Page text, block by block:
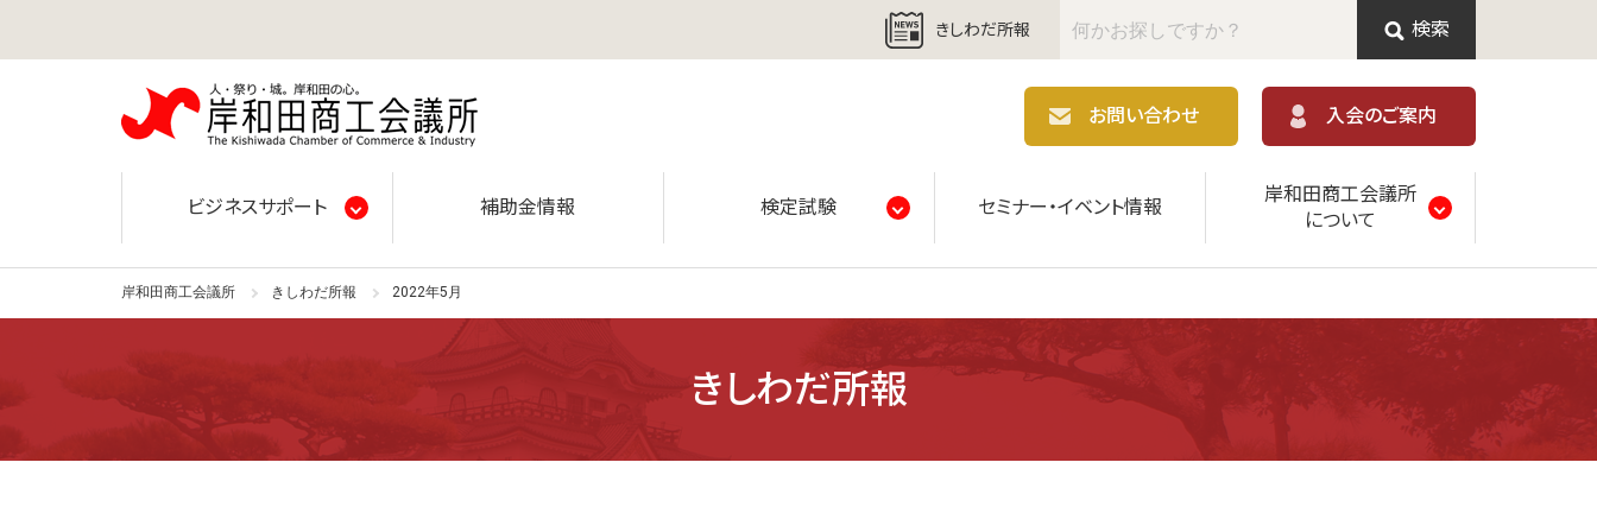
きしわだ所報 検索
お問い合わせ
入会のご案内
ビジネスサポート 補助金情報 検定試験 セミナー・イベント情報
岸和田商工会議所
について
岸和田商工会議所 きしわだ所報 2022年5月
きしわだ所報